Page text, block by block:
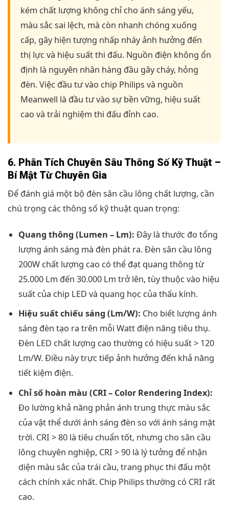
kém chất lượng không chỉ cho ánh sáng yếu,
màu sắc sai lệch, mà còn nhanh chóng xuống
cấp, gây hiện tượng nhấp nháy ảnh hưởng đến
thị lực và hiệu suất thi đấu. Nguồn điện không ổn
định là nguyên nhân hàng đầu gây cháy, hỏng
đèn. Việc đầu tư vào chip Philips và nguồn
Meanwell là đầu tư vào sự bền vững, hiệu suất
cao và trải nghiệm thi đấu đỉnh cao.
6. Phân Tích Chuyên Sâu Thông Số Kỹ Thuật –
Bí Mật Từ Chuyên Gia
Để đánh giá một bộ đèn sân cầu lông chất lượng, cần
chú trọng các thông số kỹ thuật quan trọng:
Quang thông (Lumen – Lm): Đây là thước đo tổng
lượng ánh sáng mà đèn phát ra. Đèn sân cầu lông
200W chất lượng cao có thể đạt quang thông từ
25.000 Lm đến 30.000 Lm trở lên, tùy thuộc vào hiệu
suất của chip LED và quang học của thấu kính.
Hiệu suất chiếu sáng (Lm/W): Cho biết lượng ánh
sáng đèn tạo ra trên mỗi Watt điện năng tiêu thụ.
Đèn LED chất lượng cao thường có hiệu suất > 120
Lm/W. Điều này trực tiếp ảnh hưởng đến khả năng
tiết kiệm điện.
Chỉ số hoàn màu (CRI – Color Rendering Index):
Đo lường khả năng phản ánh trung thực màu sắc
của vật thể dưới ánh sáng đèn so với ánh sáng mặt
trời. CRI > 80 là tiêu chuẩn tốt, nhưng cho sân cầu
lông chuyên nghiệp, CRI > 90 là lý tưởng để nhận
diện màu sắc của trái cầu, trang phục thi đấu một
cách chính xác nhất. Chip Philips thường có CRI rất
cao.